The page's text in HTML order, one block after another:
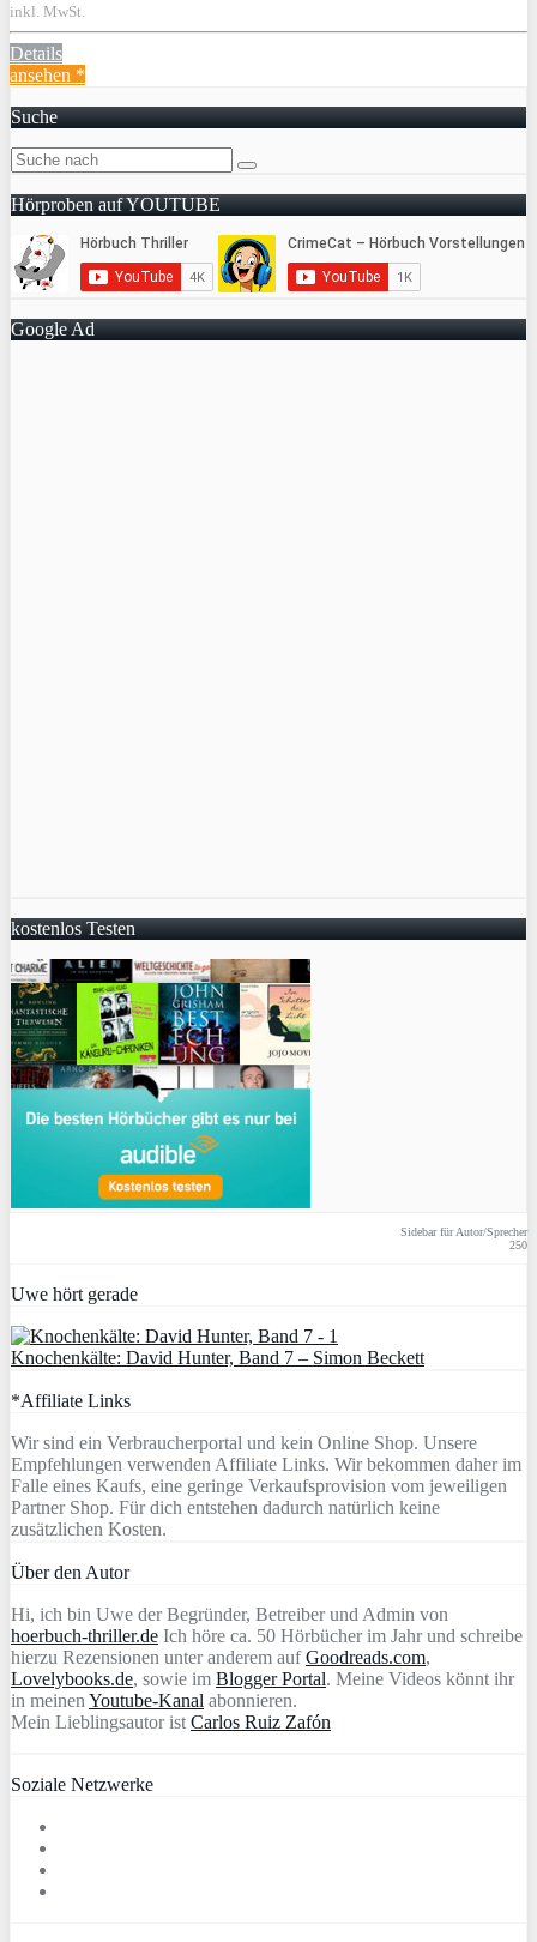
inkl. MwSt.
Details
ansehen *
Suche
Hörproben auf YOUTUBE
Google Ad
kostenlos Testen
Sidebar für Autor/Sprecher
250
Uwe hört gerade
Knochenkälte: David Hunter, Band 7 – Simon Beckett
*Affiliate Links
Wir sind ein Verbraucherportal und kein Online Shop. Unsere
Empfehlungen verwenden Affiliate Links. Wir bekommen daher im
Falle eines Kaufs, eine geringe Verkaufsprovision vom jeweiligen
Partner Shop. Für dich entstehen dadurch natürlich keine
zusätzlichen Kosten.
Über den Autor
Hi, ich bin Uwe der Begründer, Betreiber und Admin von
hoerbuch-thriller.de Ich höre ca. 50 Hörbücher im Jahr und schreibe
hierzu Rezensionen unter anderem aufGoodreads.com,
Lovelybooks.de, sowie im Blogger Portal. Meine Videos könnt ihr
in meinen Youtube-Kanal abonnieren.
Mein Lieblingsautor ist Carlos Ruiz Zafón
Soziale Netzwerke